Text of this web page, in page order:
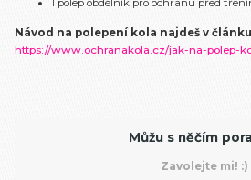
1 polep obdélník pro ochranu před
Návod na polepení kola najdeš v článku
https://www.ochranakola.cz/jak-na-polep-
Můžu s něčím
Zavolejte mi! :)